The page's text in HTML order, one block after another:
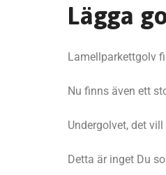
Lägga
Lamellparkettgolv
Nu finns även ett
Undergolvet, det
Detta är inget Du